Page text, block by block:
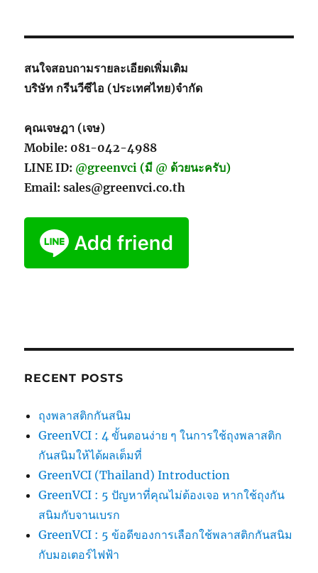
สนใจสอบถามรายละเอียดเพิ่มเติม
บริษัท กรีนวีซีไอ (ประเทศไทย)จำกัด
คุณเจษฎา (เจษ)
Mobile: 081-042-4988
LINE ID: @greenvci (มี @ ด้วยนะครับ)
Email: sales@greenvci.co.th
RECENT POSTS
ถุงพลาสติกกันสนิม
GreenVCI : 4 ขั้นตอนง่าย ๆ ในการใช้ถุงพลาสติก
กันสนิมให้ได้ผลเต็มที่
GreenVCI (Thailand) Introduction
GreenVCI : 5 ปัญหาที่คุณไม่ต้องเจอ หากใช้ถุงกัน
สนิมกับจานเบรก
GreenVCI : 5 ข้อดีของการเลือกใช้พลาสติกกันสนิม
กับมอเตอร์ไฟฟ้า